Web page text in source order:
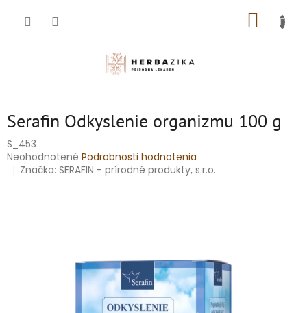
Serafin Odkyslenie organizmu 100 g
S_453
Priemerné
hodnotenie
Neohodnotené Podrobnosti hodnotenia
Značka:SERAFIN - prírodné produkty, s.r.o.